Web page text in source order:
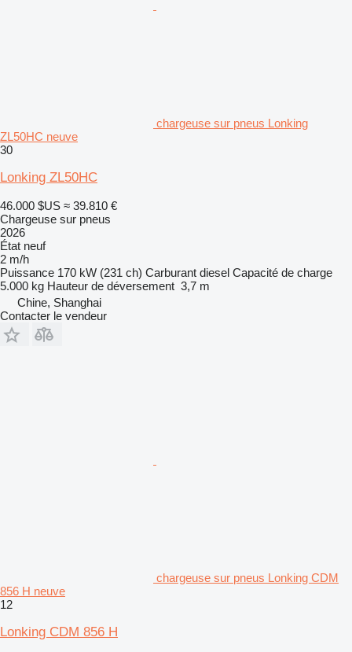
chargeuse sur pneus Lonking
ZL50HC neuve
30
Lonking ZL50HC
46.000 $US ≈ 39.810 €
Chargeuse sur pneus
2026
État neuf
2 m/h
Puissance 170 kW (231 ch) Carburant diesel Capacité de charge
5.000 kg Hauteur de déversement 3,7 m
Chine, Shanghai
Contacter le vendeur
chargeuse sur pneus Lonking CDM
856 H neuve
12
Lonking CDM 856 H